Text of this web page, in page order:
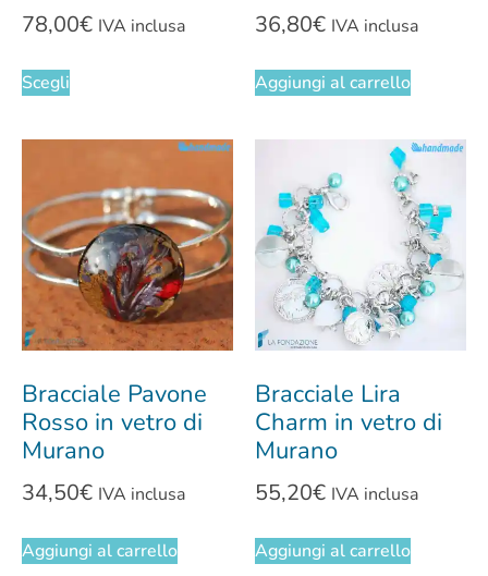
78,00€ IVA inclusa
Scegli
36,80€ IVA inclusa
Aggiungi al carrello
Bracciale Pavone
Rosso in vetro di
Murano
34,50€ IVA inclusa
Aggiungi al carrello
Bracciale Lira
Charm in vetro di
Murano
55,20€ IVA inclusa
Aggiungi al carrello